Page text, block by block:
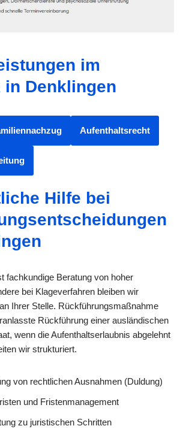
im
Denklingen
Aufenthaltsrecht
Hilfe bei
fachkundige Beratung von hoher
bei Klageverfahren bleiben wir
Ihrer Stelle. Rückführungsmaßnahme
Rückführung einer ausländischen
wenn die Aufenthaltserlaubnis abgelehnt
wir strukturiert.
von rechtlichen Ausnahmen (Duldung)
und Fristenmanagement
zu juristischen Schritten